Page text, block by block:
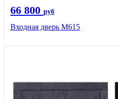
66 800 руб
Входная дверь М615